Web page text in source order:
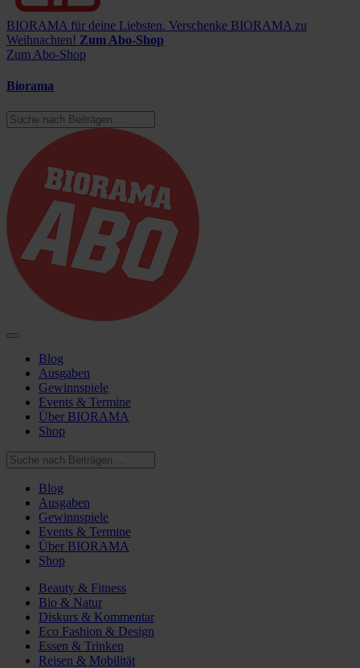
BIORAMA für deine Liebsten. Verschenke BIORAMA zu
Weihnachten! Zum Abo-Shop
Zum Abo-Shop
Biorama
Blog
Ausgaben
Gewinnspiele
Events & Termine
Über BIORAMA
Shop
Blog
Ausgaben
Gewinnspiele
Events & Termine
Über BIORAMA
Shop
Beauty & Fitness
Bio & Natur
Diskurs & Kommentar
Eco Fashion & Design
Essen & Trinken
Reisen & Mobilität